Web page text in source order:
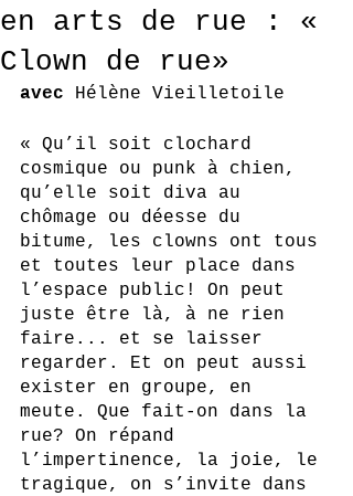
en arts de rue : «
Clown de rue»
avec Hélène Vieilletoile
« Qu’il soit clochard
cosmique ou punk à chien,
qu’elle soit diva au
chômage ou déesse du
bitume, les clowns ont tous
et toutes leur place dans
l’espace public! On peut
juste être là, à ne rien
faire... et se laisser
regarder. Et on peut aussi
exister en groupe, en
meute. Que fait-on dans la
rue? On répand
l’impertinence, la joie, le
tragique, on s’invite dans